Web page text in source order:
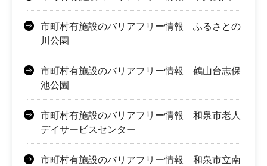
市町村有施設のバリアフリー情報 ふるさとの
川公園
市町村有施設のバリアフリー情報 鶴山台志保
池公園
市町村有施設のバリアフリー情報 和泉市老人
デイサービスセンター
市町村有施設のバリアフリー情報 和泉市立南